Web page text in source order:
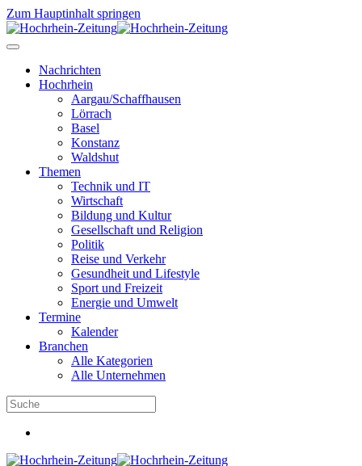
Zum Hauptinhalt springen
Nachrichten
Hochrhein
Aargau/Schaffhausen
Lörrach
Basel
Konstanz
Waldshut
Themen
Technik und IT
Wirtschaft
Bildung und Kultur
Gesellschaft und Religion
Politik
Reise und Verkehr
Gesundheit und Lifestyle
Sport und Freizeit
Energie und Umwelt
Termine
Kalender
Branchen
Alle Kategorien
Alle Unternehmen